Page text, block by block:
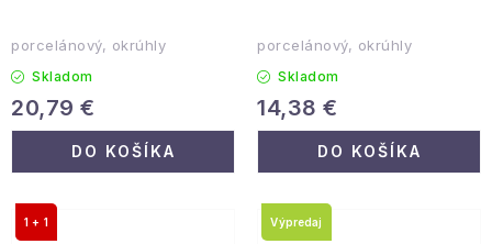
porcelánový, okrúhly
Skladom
20,79 €
DO KOŠÍKA
porcelánový, okrúhly
Skladom
14,38 €
DO KOŠÍKA
1 + 1 Výpredaj